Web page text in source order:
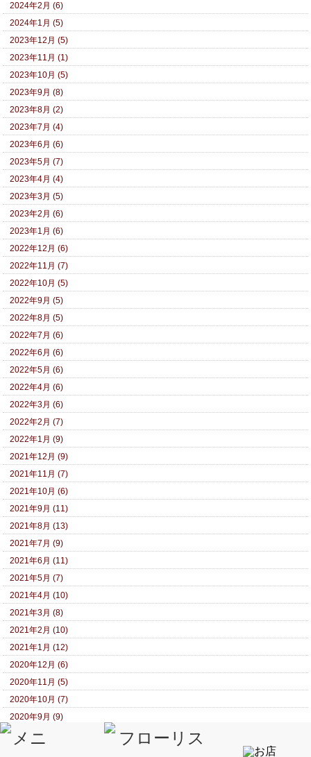
2024年2月 (6)
2024年1月 (5)
2023年12月 (5)
2023年11月 (1)
2023年10月 (5)
2023年9月 (8)
2023年8月 (2)
2023年7月 (4)
2023年6月 (6)
2023年5月 (7)
2023年4月 (4)
2023年3月 (5)
2023年2月 (6)
2023年1月 (6)
2022年12月 (6)
2022年11月 (7)
2022年10月 (5)
2022年9月 (5)
2022年8月 (5)
2022年7月 (6)
2022年6月 (6)
2022年5月 (6)
2022年4月 (6)
2022年3月 (6)
2022年2月 (7)
2022年1月 (9)
2021年12月 (9)
2021年11月 (7)
2021年10月 (6)
2021年9月 (11)
2021年8月 (13)
2021年7月 (9)
2021年6月 (11)
2021年5月 (7)
2021年4月 (10)
2021年3月 (8)
2021年2月 (10)
2021年1月 (12)
2020年12月 (6)
2020年11月 (5)
2020年10月 (7)
2020年9月 (9)
2020年8月 (9)